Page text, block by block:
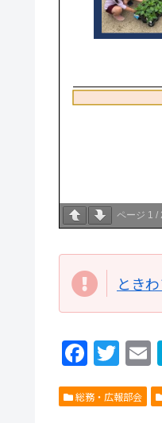
ページ 1 /
とき
F
a
c
T
w
itt
総務・広報部会